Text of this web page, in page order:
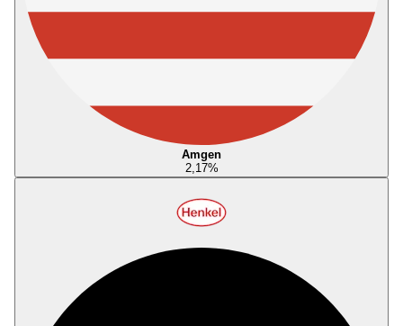
Amgen
2,17%